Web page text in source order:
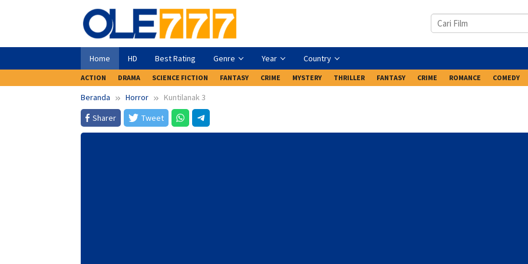
Home HD Best Rating Genre Year Country
ACTION DRAMA SCIENCE FICTION FANTASY CRIME MYSTERY THRILLER FANTASY CRIME ROMANCE COMEDY
Beranda Horror
Kuntilanak 3
Sharer
Tweet